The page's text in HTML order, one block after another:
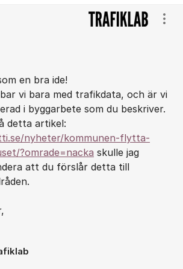
en bra ide!
vi bara med trafikdata, och är vi
i byggarbete som du beskriver.
detta artikel:
nyheter/kommunen-flytta-
?omrade=nacka skulle jag
att du förslår detta till